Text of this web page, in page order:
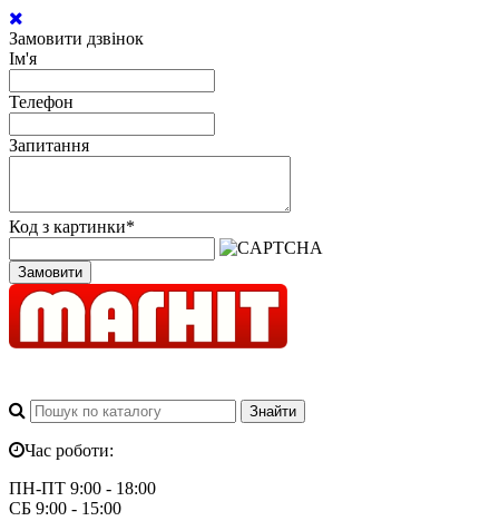
Замовити дзвінок
Ім'я
Телефон
Запитання
Код з картинки*
Замовити
Час роботи:
ПН-ПТ 9:00 - 18:00
СБ 9:00 - 15:00